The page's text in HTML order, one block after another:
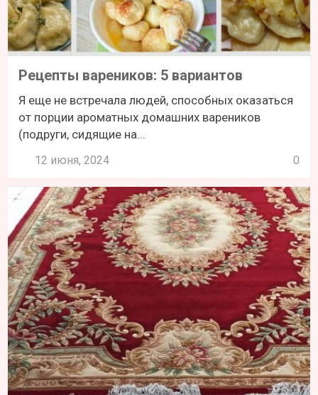
Рецепты вареников: 5 вариантов
Я еще не встречала людей, способных оказаться
от порции ароматных домашних вареников
(подруги, сидящие на...
12 июня, 2024 0